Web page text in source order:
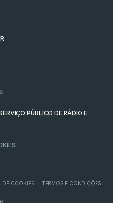
PÚBLICO DE RÁDIO E
DE COOKIES TERMOS E CONDIÇÕES